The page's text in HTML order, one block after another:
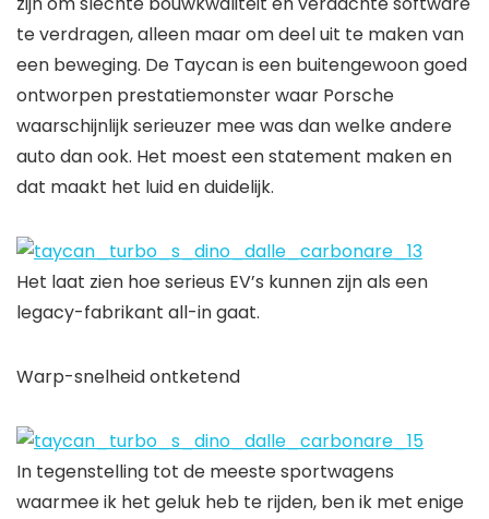
te verdragen, alleen maar om deel uit te maken van
een beweging. De Taycan is een buitengewoon goed
ontworpen prestatiemonster waar Porsche
waarschijnlijk serieuzer mee was dan welke andere
auto dan ook. Het moest een statement maken en
dat maakt het luid en duidelijk.
Het laat zien hoe serieus EV’s kunnen zijn als een
legacy-fabrikant all-in gaat.
Warp-snelheid ontketend
In tegenstelling tot de meeste sportwagens
waarmee ik het geluk heb te rijden, ben ik met enige